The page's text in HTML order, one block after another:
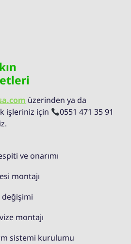
üzerinden ya da
işleriniz için
0551 471 35 91
ve onarımı
montajı
montajı
sistemi kurulumu